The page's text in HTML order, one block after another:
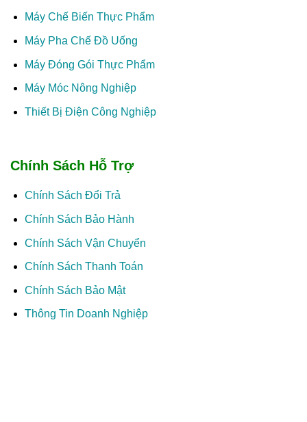
Máy Chế Biến Thực Phẩm
Máy Pha Chế Đồ Uống
Máy Đóng Gói Thực Phẩm
Máy Móc Nông Nghiệp
Thiết Bị Điện Công Nghiệp
Chính Sách Hỗ Trợ
Chính Sách Đổi Trả
Chính Sách Bảo Hành
Chính Sách Vận Chuyển
Chính Sách Thanh Toán
Chính Sách Bảo Mật
Thông Tin Doanh Nghiệp